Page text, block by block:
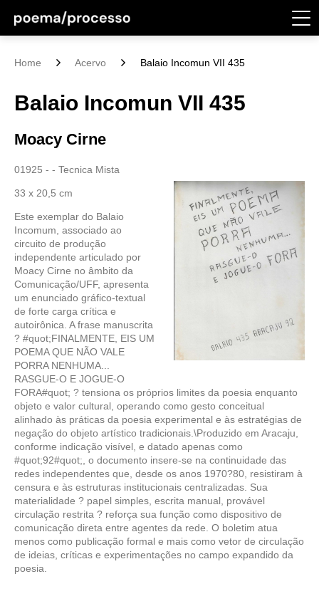
Home Acervo Balaio Incomun VII 435
Balaio Incomun VII 435
Moacy Cirne
01925 - - Tecnica Mista
33 x 20,5 cm
Este exemplar do Balaio
Incomum, associado ao
circuito de produção
independente articulado por
Moacy Cirne no âmbito da
Comunicação/UFF, apresenta
um enunciado gráfico-textual
de forte carga crítica e
autoirônica. A frase manuscrita
? #quot;FINALMENTE, EIS UM
POEMA QUE NÃO VALE
PORRA NENHUMA...
RASGUE-O E JOGUE-O
FORA#quot; ? tensiona os próprios limites da poesia enquanto
objeto e valor cultural, operando como gesto conceitual
alinhado às práticas da poesia experimental e às estratégias de
negação do objeto artístico tradicionais.\Produzido em Aracaju,
conforme indicação visível, e datado apenas como
#quot;92#quot;, o documento insere-se na continuidade das
redes independentes que, desde os anos 1970?80, resistiram à
censura e às estruturas institucionais centralizadas. Sua
materialidade ? papel simples, escrita manual, provável
circulação restrita ? reforça sua função como dispositivo de
comunicação direta entre agentes da rede. O boletim atua
menos como publicação formal e mais como vetor de circulação
de ideias, críticas e experimentações no campo expandido da
poesia.